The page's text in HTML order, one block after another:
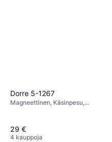
Dorre 5-1267
Magneettinen, Käsinpesu,
20 cm
29 €
4 kauppoja